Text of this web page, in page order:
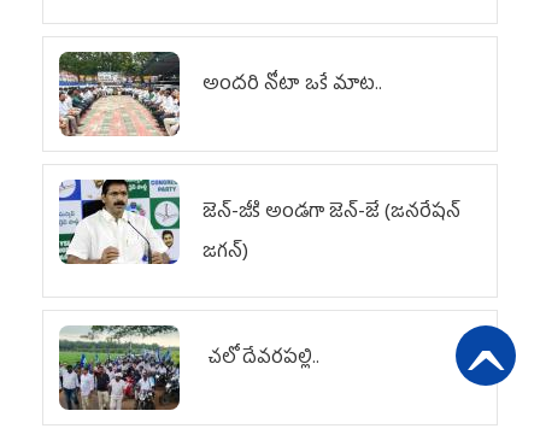
అందరి నోటా ఒకే మాట..
జెన్‌-జీకి అండగా జెన్‌-జే (జనరేషన్
జగన్)
చలో దేవరపల్లి..